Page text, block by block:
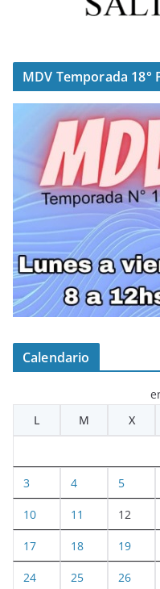
MDV Temporada 18°
Calendario
L
M X
3 4 5
10 11 12
17 18 19
24 25 26